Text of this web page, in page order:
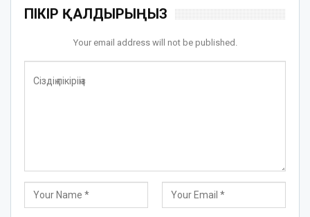
ПІКІР ҚАЛДЫРЫҢЫЗ
Your email address will not be published.